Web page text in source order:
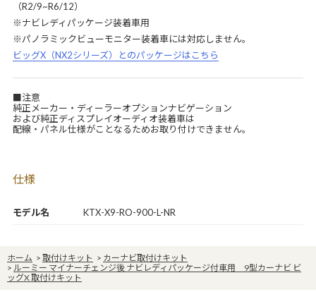
モデル名 KTX-X9-RO-900-L-NR
（R2/9~R6/12）
※ナビレディパッケージ装着車用
※パノラミックビューモニター装着車には対応しません。
ビッグX（NX2シリーズ）とのパッケージはこちら
■注意
純正メーカー・ディーラーオプションナビゲーション
および純正ディスプレイオーディオ装着車は
配線・パネル仕様がことなるためお取り付けできません。
仕様
ホーム > 取付けキット > カーナビ取付けキット
> ルーミー マイナーチェンジ後 ナビレディパッケージ付車用 9型カーナビ ビ
ッグX 取付けキット